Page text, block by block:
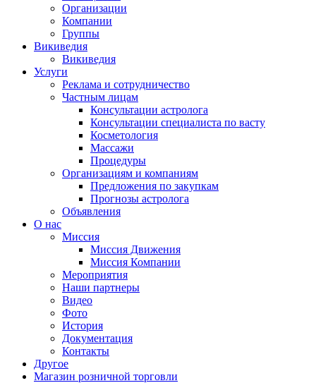
Организации
Компании
Группы
Викиведия
Викиведия
Услуги
Реклама и сотрудничество
Частным лицам
Консультации астролога
Консультации специалиста по васту
Косметология
Массажи
Процедуры
Организациям и компаниям
Предложения по закупкам
Прогнозы астролога
Объявления
О нас
Миссия
Миссия Движения
Миссия Компании
Мероприятия
Наши партнеры
Видео
Фото
История
Документация
Контакты
Другое
Магазин розничной торговли